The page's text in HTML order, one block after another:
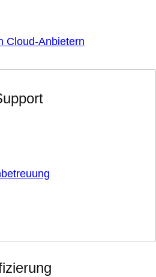
Cloud-Anbietern